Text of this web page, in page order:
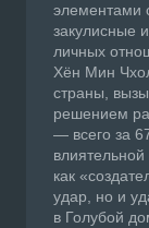
элементами
закулисные
личных
Хён Мин
страны,
решением
— всего за
влиятельной
как
удар, но и
в Голубой